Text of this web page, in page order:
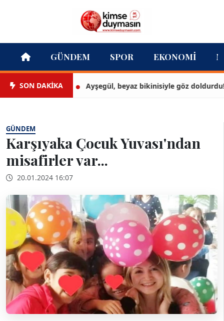
GÜNDEM SPOR EKONOMI
SON DAKİKA Ayşegül, beyaz bikinisiyle göz doldurdu!
GÜNDEM
Karşıyaka Çocuk Yuvası'ndan
misafirler var...
20.01.2024 16:07